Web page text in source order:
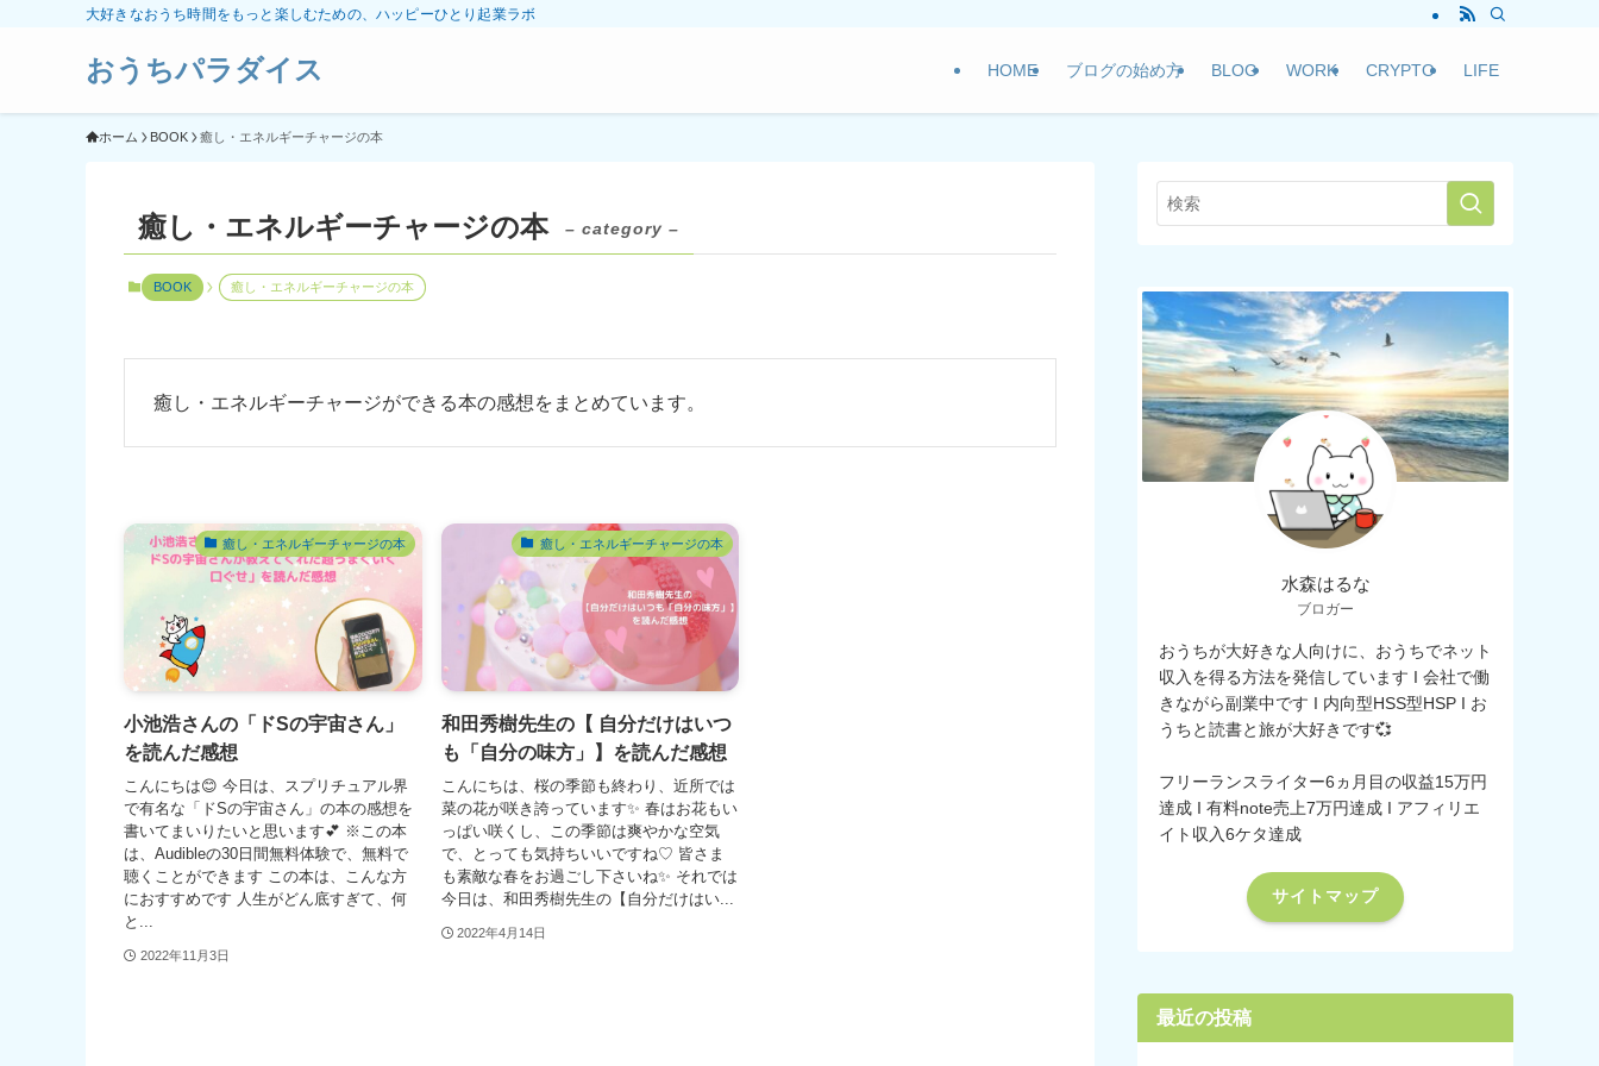
大好きなおうち時間をもっと楽しむための、ハッピーひとり起業ラボ
おうちパラダイス HOME ブログの始め方 BLOG WORK CRYPTO LIFE
ホーム BOOK 癒し・エネルギーチャージの本
癒し・エネルギーチャージの本 – category –
BOOK 癒し・エネルギーチャージの本
癒し・エネルギーチャージができる本の感想をまとめています。
癒し・エネルギーチャージの本
小池浩さんの「ドSの宇宙さん」
を読んだ感想
こんにちは😊 今日は、スプリチュアル界
で有名な「ドSの宇宙さん」の本の感想を
書いてまいりたいと思います💕 ※この本
は、Audibleの30日間無料体験で、無料で
聴くことができます この本は、こんな方
におすすめです 人生がどん底すぎて、何
と...
2022年11月3日
癒し・エネルギーチャージの本
和田秀樹先生の【 自分だけはいつ
も「自分の味方」】を読んだ感想
こんにちは、桜の季節も終わり、近所では
菜の花が咲き誇っています✨ 春はお花もい
っぱい咲くし、この季節は爽やかな空気
で、とっても気持ちいいですね♡ 皆さま
も素敵な春をお過ごし下さいね✨ それでは
今日は、和田秀樹先生の【自分だけはい...
2022年4月14日
水森はるな
ブロガー
おうちが大好きな人向けに、おうちでネット
収入を得る方法を発信しています I 会社で働
きながら副業中です I 内向型HSS型HSP I お
うちと読書と旅が大好きです💞
フリーランスライター6ヵ月目の収益15万円
達成 I 有料note売上7万円達成 I アフィリエ
イト収入6ケタ達成
サイトマップ
最近の投稿